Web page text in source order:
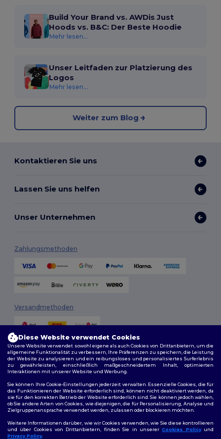
Build Your Brand vs. AWDis Just
Hoods vs. B&C: Der Beste Hoodie
Mehr lesen...
Unser Leitfaden zur Platzierung des
Logos
Mehr lesen...
Weiter zum Blog
Kontaktieren Sie uns
Lassen Sie uns helfen
Unser Unternehmen
Zahlungsmethoden
Versandmethoden
Allgemeine Geschäftsbedingungen|Personalisierungsrichtlinien
|
Datenschutzbestimmungen
Diese Website verwendet Cookies
Unsere Website verwendet sowohl eigene als auch Cookies von Drittanbietern, um die
allgemeine Funktionalität zu verbessern, Ihre Präferenzen zu speichern, die Leistung
der Website zu analysieren und ein reibungsloses und personalisiertes Surferlebnis
zu gewährleisten, einschließlich maßgeschneidertem Inhalt, optimierten
Interaktionen mit unserer Website und Werbung.
Sie können Ihre Cookie-Einstellungen jederzeit verwalten. Essenzielle Cookies, die für
das Funktionieren der Website erforderlich sind, können nicht deaktiviert werden, da
sie für den korrekten Betrieb der Website erforderlich sind. Sie können jedoch wählen,
ob Sie andere Arten von Cookies, wie diejenigen, die für Personalisierung, Analyse und
Zielgruppenansprache verwendet werden, zulassen oder blockieren möchten.
Weitere Informationen darüber, wie wir Cookies verwenden, wie Sie diese kontrollieren
und über Cookies von Drittanbietern, finden Sie in unsererCookies Policyund
Privacy Policy.